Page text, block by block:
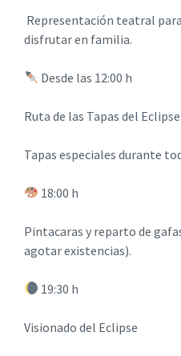
Representación teatral
disfrutar en familia.
Desde las 12:00 h
Ruta de las Tapas del
Tapas especiales durante
18:00 h
Pintacaras y reparto de
agotar existencias).
19:30 h
Visionado del Eclipse